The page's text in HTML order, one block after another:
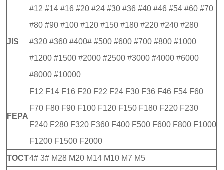
JIS
#12 #14 #16 #20 #24 #30 #36 #40 #46 #54 #60 #70
#80 #90 #100 #120 #150 #180 #220 #240 #280
#320 #360 #400# #500 #600 #700 #800 #1000
#1200 #1500 #2000 #2500 #3000 #4000 #6000
#8000 #10000
FEPA
F12 F14 F16 F20 F22 F24 F30 F36 F46 F54 F60
F70 F80 F90 F100 F120 F150 F180 F220 F230
F240 F280 F320 F360 F400 F500 F600 F800 F1000
F1200 F1500 F2000
TOCT4# 3# M28 M20 M14 M10 M7 M5